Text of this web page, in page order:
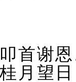
首谢
月望日